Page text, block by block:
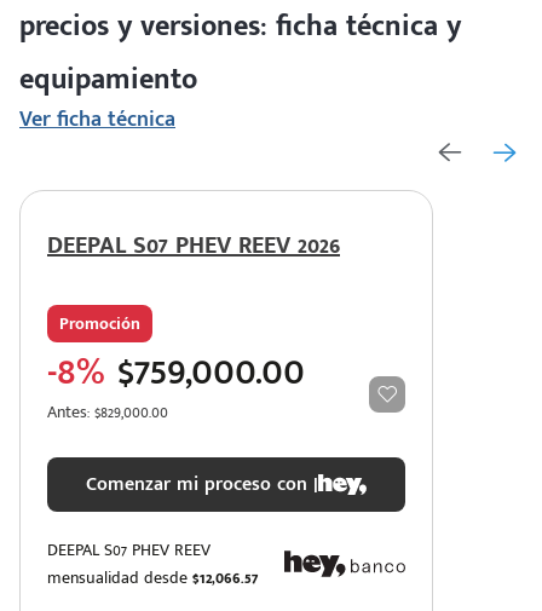
precios y versiones: ficha técnica y
equipamiento
Ver ficha técnica
DEEPAL S07 PHEV REEV 2026
Promoción
-8% $759,000.00
Antes: $829,000.00
Comenzar mi proceso con |
DEEPAL S07 PHEV REEV
mensualidad desde$12,066.57